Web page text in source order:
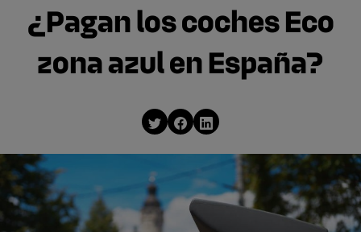
¿Pagan los coches Eco
zona azul en España?